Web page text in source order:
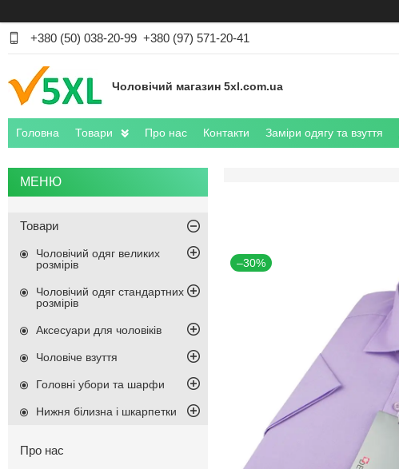
+380 (50) 038-20-99 +380 (97) 571-20-41
Чоловічий магазин 5xl.com.ua
Головна Товари Про нас Контакти Заміри одягу та взуття
–30%
Товари
Чоловічий одяг великих
розмірів
Чоловічий одяг стандартних
розмірів
Аксесуари для чоловіків
Чоловіче взуття
Головні убори та шарфи
Нижня білизна і шкарпетки
Про нас